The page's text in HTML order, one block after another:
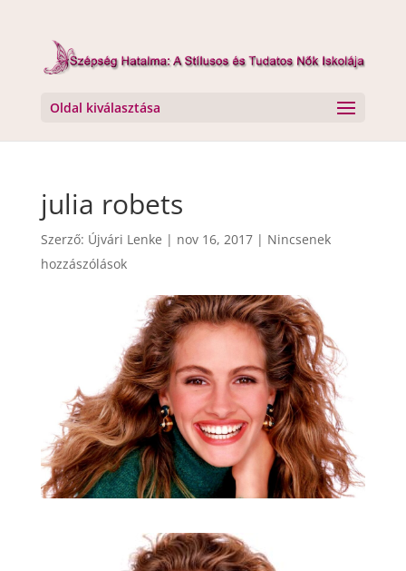
Oldal kiválasztása
julia robets
Szerző: Újvári Lenke | nov 16, 2017| Nincsenek
hozzászólások